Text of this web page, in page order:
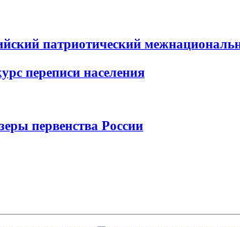
патриотический
переписи населения
первенства России